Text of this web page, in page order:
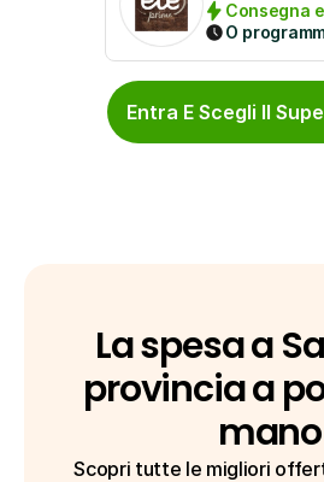
Consegna
O
Entra E Scegli Il
La spesa a
provincia a
mano
Scopri tutte le migliori